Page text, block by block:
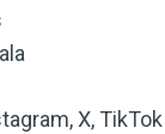
X,